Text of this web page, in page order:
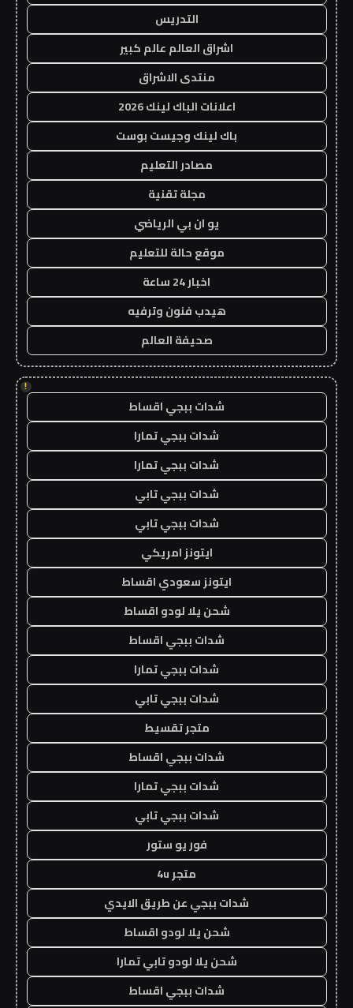
التدريس
اشراق العالم عالم كبير
منتدى الاشراق
اعلانات الباك لينك 2026
باك لينك وجيست بوست
مصادر التعليم
مجلة تقنية
يو ان بي الرياضي
موقع حالة للتعليم
اخبار 24 ساعة
هيدب فنون وترفيه
صحيفة العالم
!
شدات ببجي اقساط
شدات ببجي تمارا
شدات ببجي تمارا
شدات ببجي تابي
شدات ببجي تابي
ايتونز امريكي
ايتونز سعودي اقساط
شحن يلا لودو اقساط
شدات ببجي اقساط
شدات ببجي تمارا
شدات ببجي تابي
متجر تقسيط
شدات ببجي اقساط
شدات ببجي تمارا
شدات ببجي تابي
فور يو ستور
متجر 4u
شدات ببجي عن طريق الايدي
شحن يلا لودو اقساط
شحن يلا لودو تابي تمارا
شدات ببجي اقساط